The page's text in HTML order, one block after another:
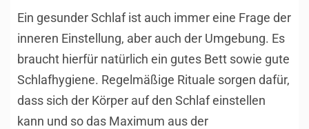
Ein gesunder Schlaf ist auch immer eine Frage der
inneren Einstellung, aber auch der Umgebung. Es
braucht hierfür natürlich ein gutes Bett sowie gute
Schlafhygiene. Regelmäßige Rituale sorgen dafür,
dass sich der Körper auf den Schlaf einstellen
kann und so das Maximum aus der